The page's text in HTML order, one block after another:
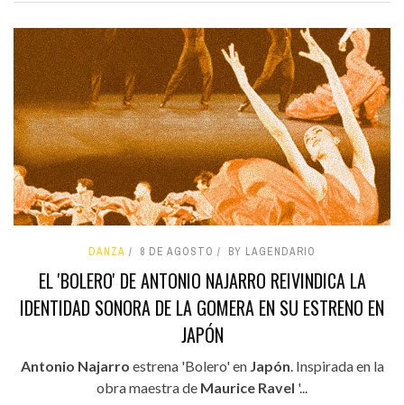
DANZA 8 DE AGOSTO BY LAGENDARIO
EL 'BOLERO' DE ANTONIO NAJARRO REIVINDICA LA
IDENTIDAD SONORA DE LA GOMERA EN SU ESTRENO EN
JAPÓN
Antonio Najarro estrena 'Bolero' en Japón. Inspirada en la
obra maestra de Maurice Ravel '...